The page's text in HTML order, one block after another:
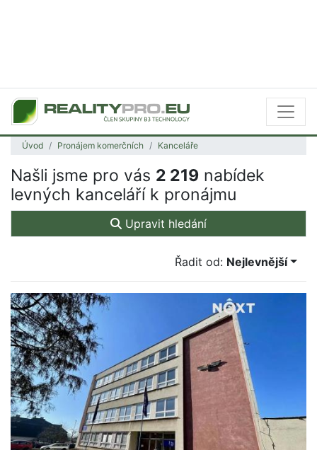
Úvod Pronájem komerčních Kanceláře
Našli jsme pro vás 2 219 nabídek
levných kanceláří k pronájmu
Upravit hledání
Řadit od: Nejlevnější